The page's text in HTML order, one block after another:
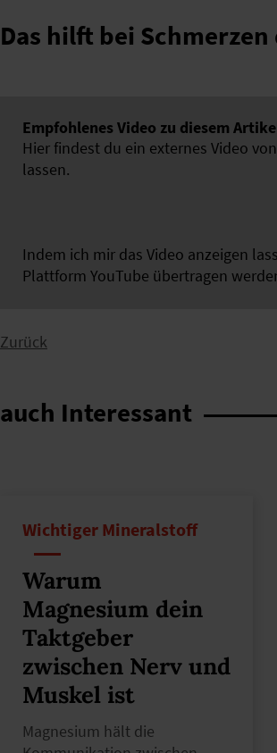
Das hilft bei
Empfohlenes Video zu diesem
Hier findest du ein externes Video
lassen.
Indem ich mir das Video anzeigen
Plattform YouTube übertragen
Zurück
auch Interessant
Wichtiger Mineralstoff
Warum
Magnesium dein
Taktgeber
zwischen Nerv und
Muskel ist
Magnesium hält die